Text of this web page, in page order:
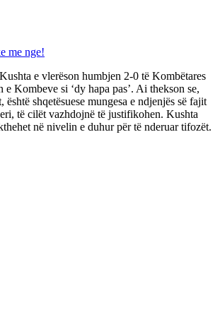
me nge!
e vlerëson humbjen 2-0 të Kombëtares
Kombeve si ‘dy hapa pas’. Ai thekson se,
është shqetësuese mungesa e ndjenjës së fajit
të cilët vazhdojnë të justifikohen. Kushta
në nivelin e duhur për të nderuar tifozët.